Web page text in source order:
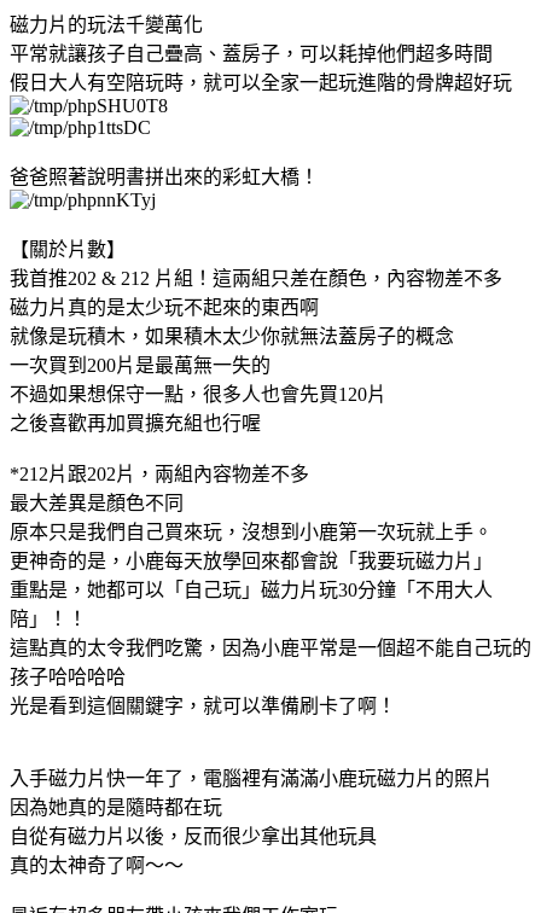
磁力片的玩法千變萬化
平常就讓孩子自己疊高、蓋房子，可以耗掉他們超多時間
假日大人有空陪玩時，就可以全家一起玩進階的骨牌超好玩
爸爸照著說明書拼出來的彩虹大橋！
【關於片數】
我首推202 & 212 片組！這兩組只差在顏色，內容物差不多
磁力片真的是太少玩不起來的東西啊
就像是玩積木，如果積木太少你就無法蓋房子的概念
一次買到200片是最萬無一失的
不過如果想保守一點，很多人也會先買120片
之後喜歡再加買擴充組也行喔
*212片跟202片，兩組內容物差不多
最大差異是顏色不同
原本只是我們自己買來玩，沒想到小鹿第一次玩就上手。
更神奇的是，小鹿每天放學回來都會說「我要玩磁力片」
重點是，她都可以「自己玩」磁力片玩30分鐘「不用大人
陪」！！
這點真的太令我們吃驚，因為小鹿平常是一個超不能自己玩的
孩子哈哈哈哈
光是看到這個關鍵字，就可以準備刷卡了啊！
入手磁力片快一年了，電腦裡有滿滿小鹿玩磁力片的照片
因為她真的是隨時都在玩
自從有磁力片以後，反而很少拿出其他玩具
真的太神奇了啊～～